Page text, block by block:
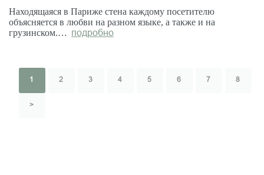
Находящаяся в Париже стена каждому посетителю
объясняется в любви на разном языке, а также и на
грузинском.… подробно
1 2 3 4 5 6 7 8
>